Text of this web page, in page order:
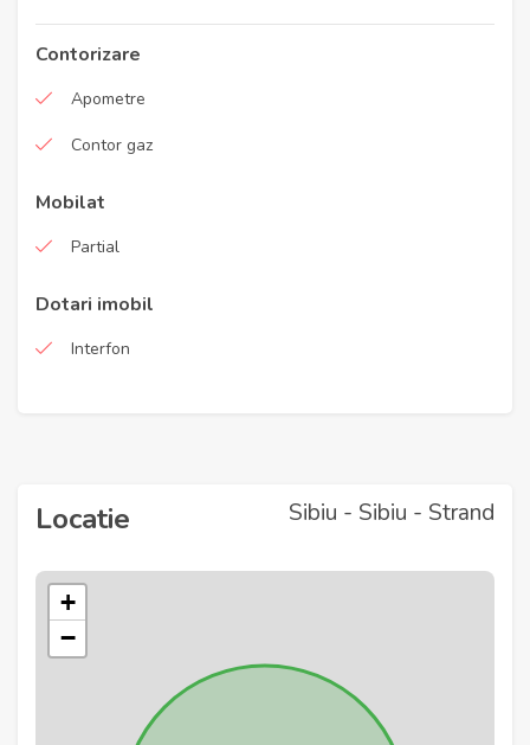
Contorizare
Apometre
Contor gaz
Mobilat
Partial
Dotari imobil
Interfon
Locatie Sibiu - Sibiu - Strand
+
−